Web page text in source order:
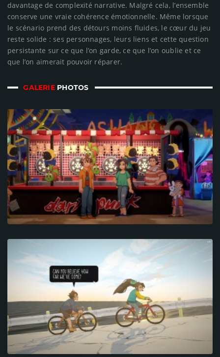
davantage de complexité narrative. Malgré cela, l’ensemble
conserve une vraie cohérence émotionnelle. Même lorsque
le scénario prend des détours moins fluides, le cœur du jeu
reste solide : ses personnages, leurs liens et cette question
persistante sur ce que l’on garde, ce que l’on oublie et ce
que l’on aimerait pouvoir réparer.
GALERIEPHOTOS